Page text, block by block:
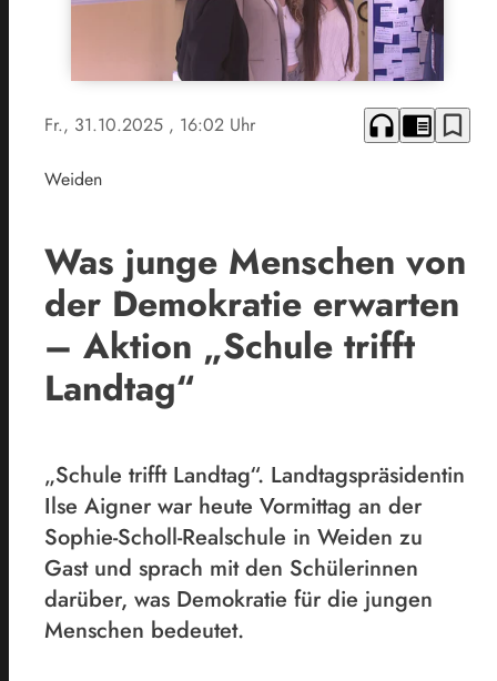
Fr., 31.10.2025 , 16:02 Uhr headphones chrome_reader_mode bookmark_border
Weiden
Was junge Menschen von
der Demokratie erwarten
– Aktion „Schule trifft
Landtag“
„Schule trifft Landtag“. Landtagspräsidentin
Ilse Aigner war heute Vormittag an der
Sophie-Scholl-Realschule in Weiden zu
Gast und sprach mit den Schülerinnen
darüber, was Demokratie für die jungen
Menschen bedeutet.